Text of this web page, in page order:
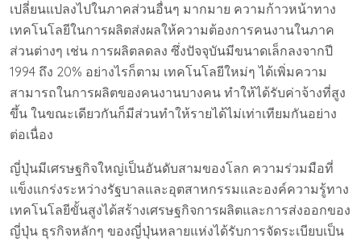
เปลี่ยนแปลงไปในภาคส่วนอื่นๆ มากมาย ความก้าวหน้าทาง
เทคโนโลยีในการผลิตส่งผลให้ความต้องการคนงานในภาค
ส่วนต่างๆ เช่น การผลิตลดลง ซึ่งปัจจุบันมีขนาดเล็กลงจากปี
1994 ถึง 20% อย่างไรก็ตาม เทคโนโลยีใหม่ๆ ได้เพิ่มความ
สามารถในการผลิตของคนงานบางคน ทำให้ได้รับค่าจ้างที่สูง
ขึ้น ในขณะเดียวกันก็มีส่วนทำให้รายได้ไม่เท่าเทียมกันอย่าง
ต่อเนื่อง
ญี่ปุ่นมีเศรษฐกิจใหญ่เป็นอันดับสามของโลก ความร่วมมือที่
แข็งแกร่งระหว่างรัฐบาลและอุตสาหกรรมและองค์ความรู้ทาง
เทคโนโลยีขั้นสูงได้สร้างเศรษฐกิจการผลิตและการส่งออกของ
ญี่ปุ่น ธุรกิจหลักๆ ของญี่ปุ่นหลายแห่งได้รับการจัดระเบียบเป็น